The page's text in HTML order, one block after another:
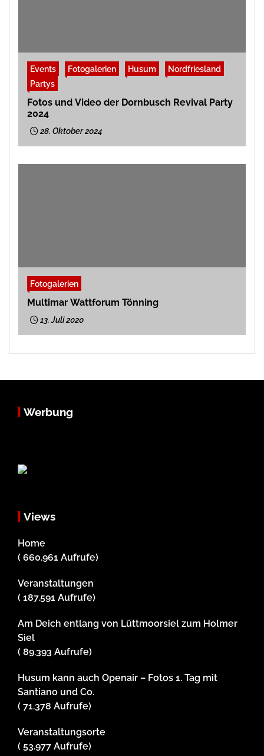
Events Fotogalerien Husum
Nordfriesland
Partys
Fotos und Video der Dornbusch Revival Party
2024
28. Oktober 2024
Fotogalerien
Multimar Wattforum Tönning
13. Juli 2020
Werbung
Views
Home
( 660.961 Aufrufe)
Veranstaltungen
( 187.591 Aufrufe)
Am Deich entlang von Lüttmoorsiel zum Holmer
Siel
( 89.393 Aufrufe)
Husum kann auch Openair – Fotos 1. Tag mit
Santiano und Co.
( 71.378 Aufrufe)
Veranstaltungsorte
( 53.977 Aufrufe)